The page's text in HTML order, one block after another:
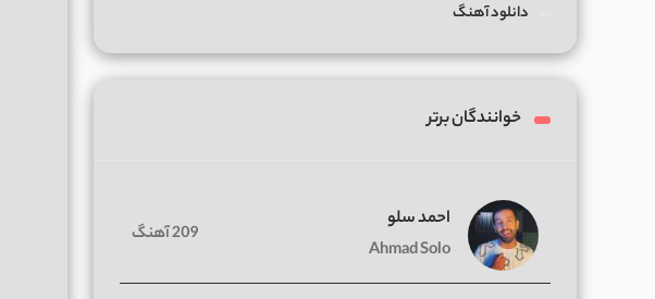
دانلود آهنگ
خوانندگان برتر
احمد سلو
Ahmad Solo
209 آهنگ